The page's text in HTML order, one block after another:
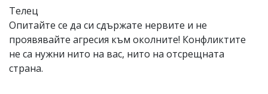
моля
сигнализирайте
ни!
Телец
Опитайте се да си сдържате нервите и не
проявявайте агресия към околните! Конфликтите
не са нужни нито на вас, нито на отсрещната
страна.